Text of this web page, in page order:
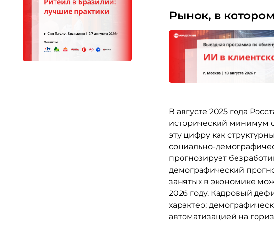
Рынок, в
В августе 2025 года
исторический минимум с
эту цифру как
социально-
прогнозирует
демографический
занятых в экономике
2026 году. Кадровый
характер:
автоматизацией на